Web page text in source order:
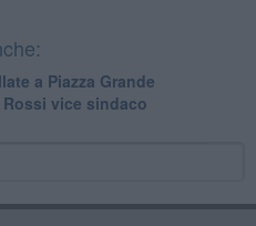
a Piazza Grande
vice sindaco